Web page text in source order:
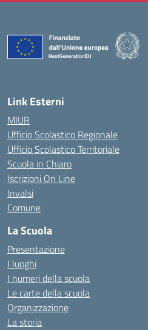
Link Esterni
MIUR
Ufficio Scolastico Regionale
Ufficio Scolastico Territoriale
Scuola in Chiaro
Iscrizioni On Line
Invalsi
Comune
La Scuola
Presentazione
I luoghi
I numeri della scuola
Le carte della scuola
Organizzazione
La storia